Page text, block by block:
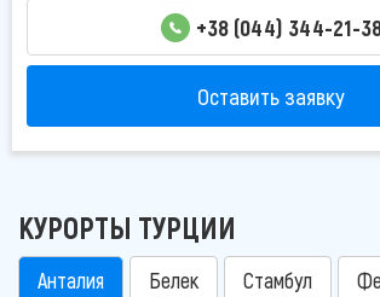
+38 (044) 344-21-
Оставить заявку
КУРОРТЫ ТУРЦИИ
Анталия Белек Стамбул